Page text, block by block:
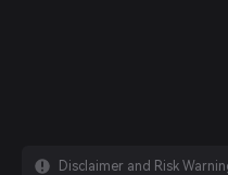
Disclaimer and Risk